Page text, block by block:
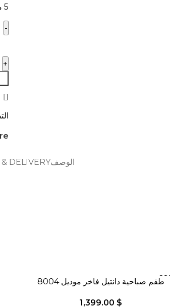
5 متوفر في المخزون
الوصفDELIVERY
OUTطقم صباحية دانتيل فاخر موديل 8004
1,399.00 $